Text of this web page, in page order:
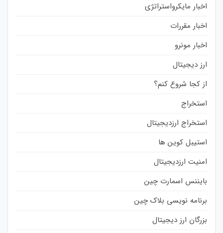
اخبار مایکرواستراتژی
اخبار مقررات
اخبار مونرو
ارز دیجیتال
از کجا شروع کنم؟
استخراج
استخراج ارزدیجیتال
استیبل کوین ها
امنیت ارزدیجیتال
بایننس اسمارت چین
برنامه نویسی بلاک چین
بزرگان ارز دیجیتال